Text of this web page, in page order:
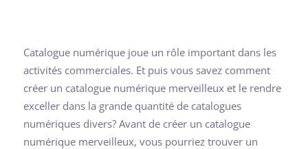
Catalogue numérique joue un rôle important dans les
activités commerciales. Et puis vous savez comment
créer un catalogue numérique merveilleux et le rendre
exceller dans la grande quantité de catalogues
numériques divers? Avant de créer un catalogue
numérique merveilleux, vous pourriez trouver un